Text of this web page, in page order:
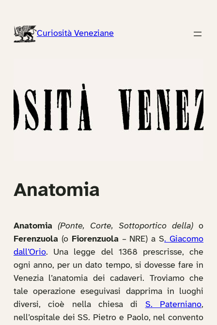
contenutoCuriosità Veneziane
Anatomia
Anatomia (Ponte, Corte, Sottoportico della) o
Ferenzuola (o Fiorenzuola– NRE) a S. Giacomo
dall’Orio. Una legge del 1368 prescrisse, che
ogni anno, per un dato tempo, si dovesse fare in
Venezia l’anatomia dei cadaveri. Troviamo che
tale operazione eseguivasi dapprima in luoghi
diversi, cioè nella chiesa di S. Paterniano,
nell’ospitale dei SS. Pietro e Paolo, nel convento